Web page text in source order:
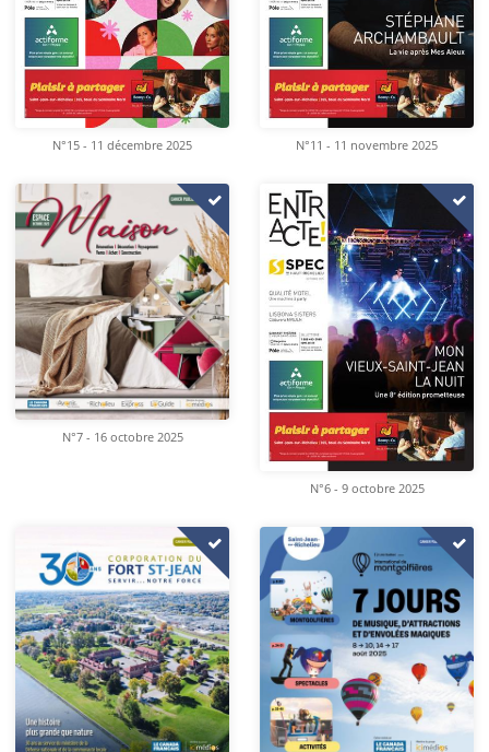
N°15 - 11 décembre 2025 N°11 - 11 novembre 2025
N°7 - 16 octobre 2025
N°6 - 9 octobre 2025